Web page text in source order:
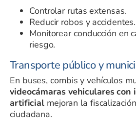
Controlar rutas extensas.
Reducir robos y accidentes.
Monitorear conducción en
riesgo.
Transporte público y
En buses, combis y vehículos
videocámaras vehiculares
artificial mejoran la
ciudadana.